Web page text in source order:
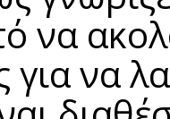
να
να